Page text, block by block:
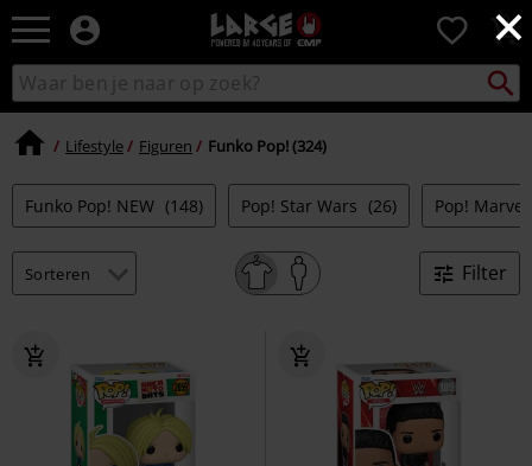
×
Large
–
Muziek-,
en
gaming-
+
alternatieve
0
Zoek
in
zoeken
Lifestyle Figuren Funko Pop! (324)
Funko Pop! NEW (148) Pop! Star Wars (26) Pop! Marvel
Filter